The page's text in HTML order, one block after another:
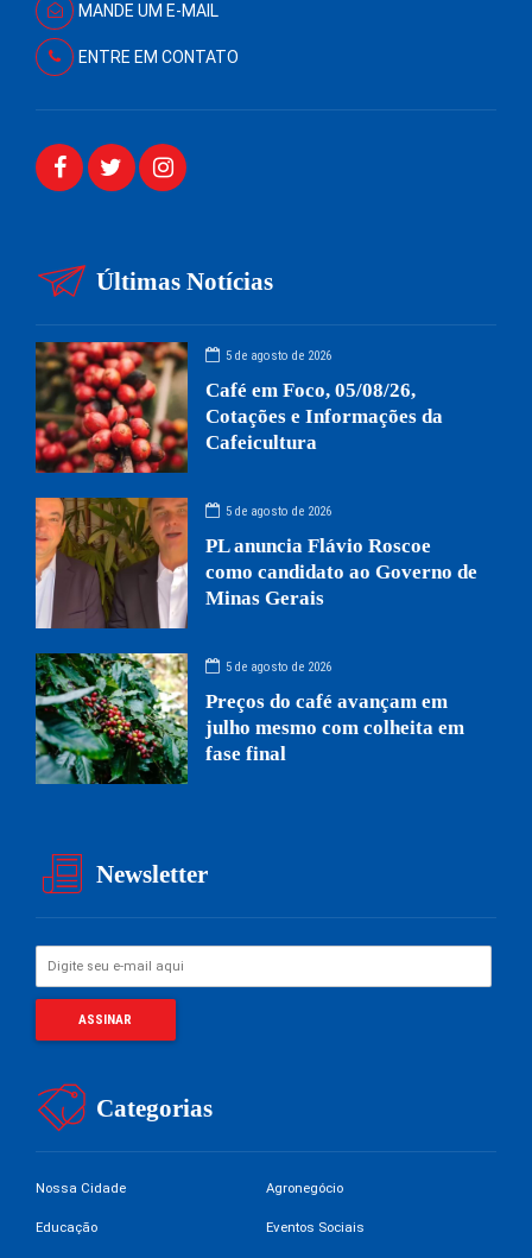
MANDE UM E-MAIL
ENTRE EM CONTATO
Últimas Notícias
5 de agosto de 2026
Café em Foco, 05/08/26,
Cotações e Informações da
Cafeicultura
5 de agosto de 2026
PL anuncia Flávio Roscoe
como candidato ao Governo de
Minas Gerais
5 de agosto de 2026
Preços do café avançam em
julho mesmo com colheita em
fase final
Newsletter
Categorias
Nossa Cidade Agronegócio
Educação Eventos Sociais